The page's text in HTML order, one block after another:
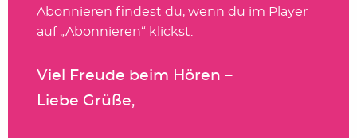
Abonnieren findest du, wenn du im Player
auf „Abonnieren“ klickst.
Viel Freude beim Hören –
Liebe Grüße,